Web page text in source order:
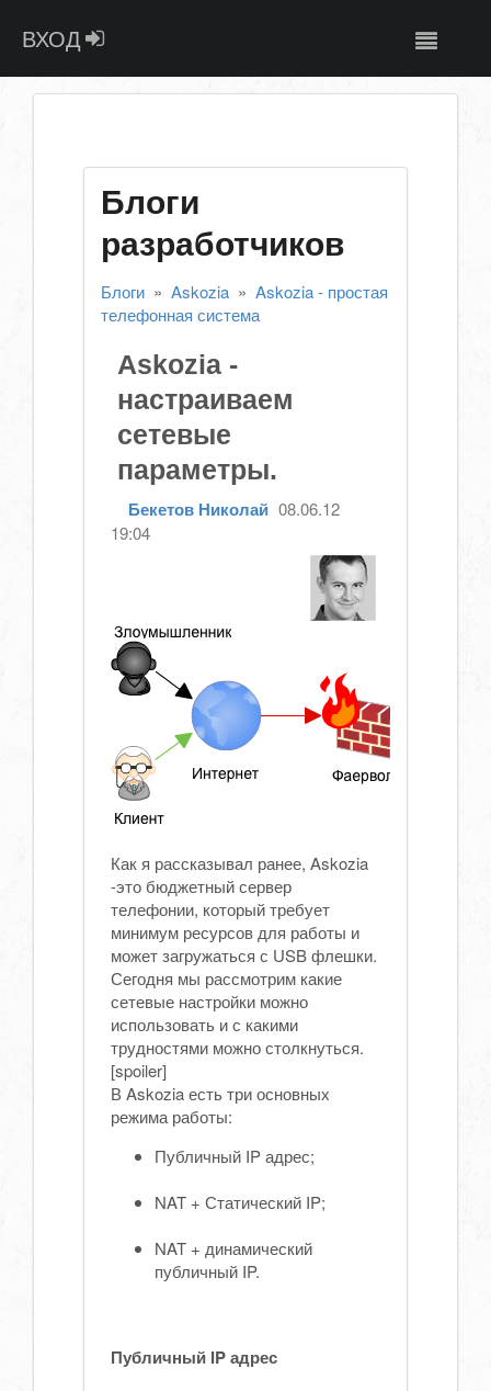
ВХОД
Блоги
разработчиков
Блоги » Askozia » Askozia - простая
телефонная система
Askozia -
настраиваем
сетевые
параметры.
Бекетов Николай 08.06.12
19:04
Как я рассказывал ранее, Askozia
-это бюджетный сервер
телефонии, который требует
минимум ресурсов для работы и
может загружаться с USB флешки.
Сегодня мы рассмотрим какие
сетевые настройки можно
использовать и с какими
трудностями можно столкнуться.
[spoiler]
В Askozia есть три основных
режима работы:
Публичный IP адрес;
NAT + Статический IP;
NAT + динамический
публичный IP.
Публичный IP адрес